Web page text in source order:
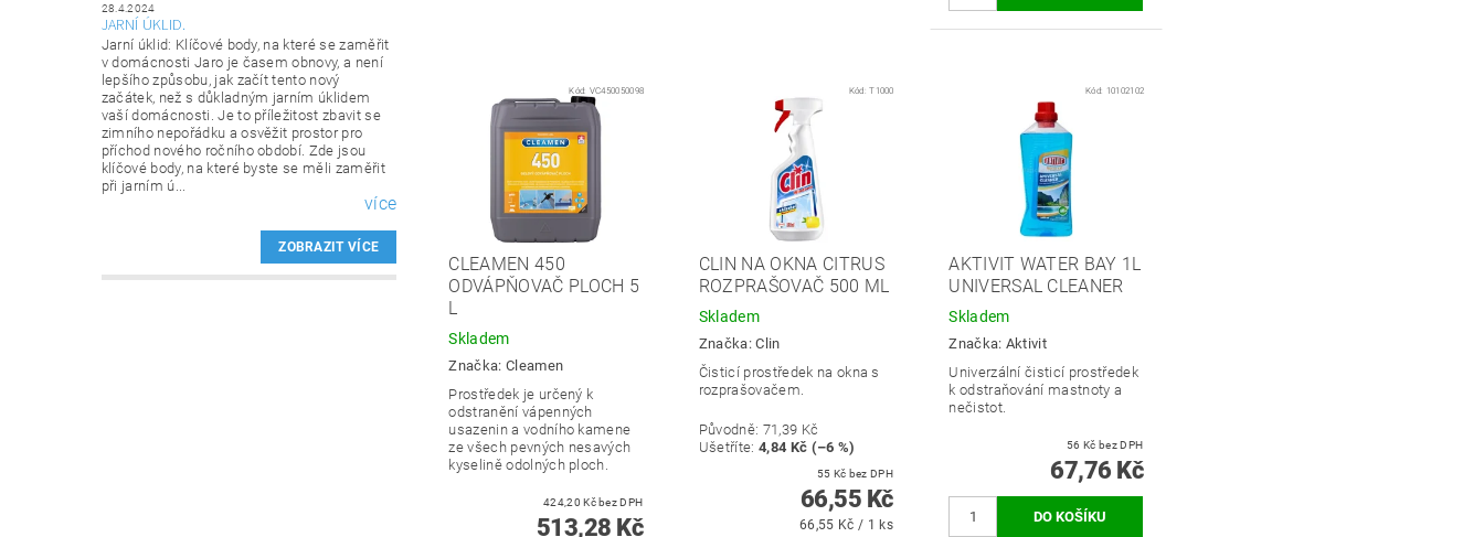
28.4.2024
JARNÍ ÚKLID.
Jarní úklid: Klíčové body, na které se zaměřit
v domácnosti Jaro je časem obnovy, a není
lepšího způsobu, jak začít tento nový
začátek, než s důkladným jarním úklidem
vaší domácnosti. Je to příležitost zbavit se
zimního nepořádku a osvěžit prostor pro
příchod nového ročního období. Zde jsou
klíčové body, na které byste se měli zaměřit
při jarním ú...
více
ZOBRAZIT VÍCE
Kód: VC450050098
CLEAMEN 450
ODVÁPŇOVAČ PLOCH 5
L
Skladem
Značka: Cleamen
Prostředek je určený k
odstranění vápenných
usazenin a vodního kamene
ze všech pevných nesavých
kyselině odolných ploch.
424,20 Kč bez DPH
513,28 Kč
Kód:T1000
CLIN NA OKNA CITRUS
ROZPRAŠOVAČ 500 ML
Skladem
Značka:Clin
Čisticí prostředek na okna s
rozprašovačem.
Původně: 71,39 Kč
Ušetříte:4,84 Kč (–6 %)
55 Kč bez DPH
66,55 Kč
66,55 Kč / 1 ks
Kód: 10102102
AKTIVIT WATER BAY 1L
UNIVERSAL CLEANER
Skladem
Značka: Aktivit
Univerzální čisticí prostředek
k odstraňování mastnoty a
nečistot.
56 Kč bez DPH
67,76 Kč